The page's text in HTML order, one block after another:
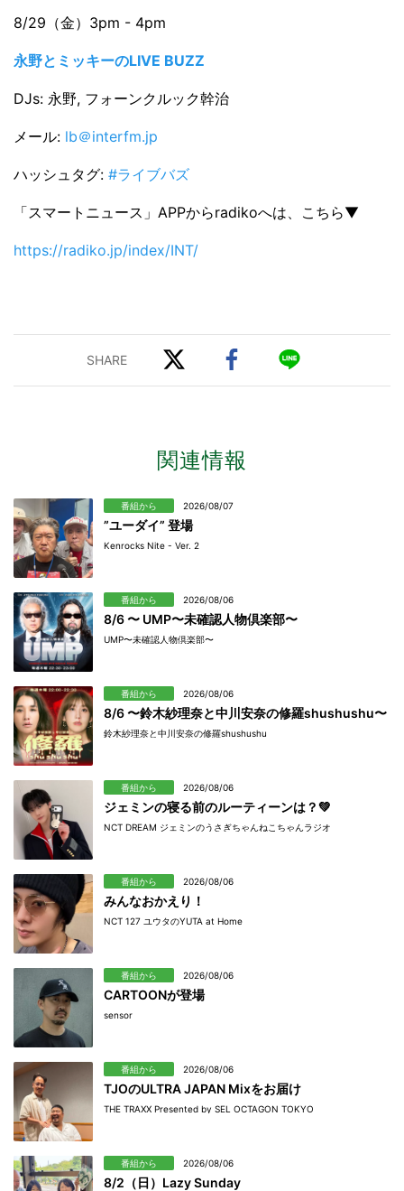
8/29（金）3pm - 4pm
永野とミッキーのLIVE BUZZ
DJs: 永野, フォーンクルック幹治
メール: lb＠interfm.jp
ハッシュタグ: #ライブバズ
「スマートニュース」APPからradikoへは、こちら▼
https://radiko.jp/index/INT/
関連情報
番組から 2026/08/07
”ユーダイ” 登場
Kenrocks Nite - Ver. 2
番組から 2026/08/06
8/6 〜 UMP〜未確認人物倶楽部〜
UMP〜未確認人物倶楽部〜
番組から 2026/08/06
8/6 〜鈴木紗理奈と中川安奈の修羅shushushu〜
鈴木紗理奈と中川安奈の修羅shushushu
番組から 2026/08/06
ジェミンの寝る前のルーティーンは？💚
NCT DREAM ジェミンのうさぎちゃんねこちゃんラジオ
番組から 2026/08/06
みんなおかえり！
NCT 127 ユウタのYUTA at Home
番組から 2026/08/06
CARTOONが登場
sensor
番組から 2026/08/06
TJOのULTRA JAPAN Mixをお届け
THE TRAXX Presented by SEL OCTAGON TOKYO
番組から 2026/08/06
8/2（日）Lazy Sunday